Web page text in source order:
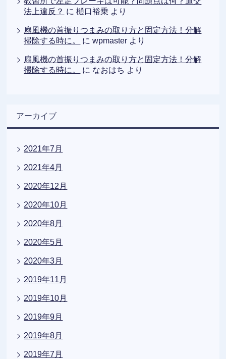
法上違反？ に樋口裕乗 より
扇風機の首振りつまみの取り方と固定方法！分解
掃除する時に。
にwpmaster より
扇風機の首振りつまみの取り方と固定方法！分解
掃除する時に。
に なおはち より
アーカイブ
2021年7月
2021年4月
2020年12月
2020年10月
2020年8月
2020年5月
2020年3月
2019年11月
2019年10月
2019年9月
2019年8月
2019年7月